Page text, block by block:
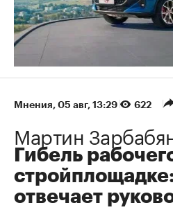
Мнения⁠, 05 авг, 13:29 622
Мартин
Гибель
отвечает